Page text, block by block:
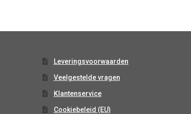
Leveringsvoorwaarden
Veelgestelde vragen
Klantenservice
Cookiebeleid (EU)